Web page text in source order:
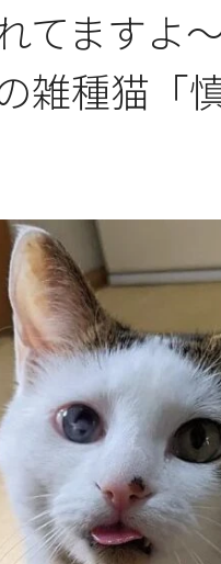
てますよ
雑種猫「慎